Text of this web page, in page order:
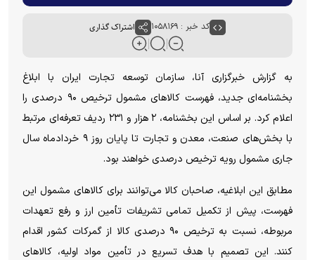
کد خبر : ۱۰۵۸۱۶۹ اشتراک گذاری
به گزارش خبرگزاری آنا، سازمان توسعه تجارت ایران با ابلاغ
بخشنامه‌ای جدید، فهرست کالا‌های مشمول ترخیص ۹۰ درصدی را
اعلام کرد. بر اساس این بخشنامه، ۲ هزار و ۲۳۱ ردیف تعرفه‌ای مرتبط
با بخش‌های صنعت، معدن و تجارت تا پایان روز ۹ خردادماه سال
جاری مشمول رویه ترخیص درصدی خواهند بود.
مطابق این ابلاغیه، صاحبان کالا می‌توانند برای کالا‌های مشمول این
فهرست، پیش از تکمیل تمامی تشریفات تأمین ارز و رفع تعهدات
مربوطه، نسبت به ترخیص ۹۰ درصدی کالا از گمرکات کشور اقدام
کنند. این تصمیم با هدف تسریع در تأمین مواد اولیه، کالا‌های